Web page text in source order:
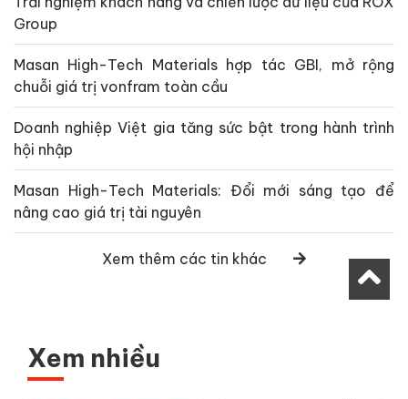
Group
Masan High-Tech Materials hợp tác GBI, mở rộng
chuỗi giá trị vonfram toàn cầu
Doanh nghiệp Việt gia tăng sức bật trong hành trình
hội nhập
Masan High-Tech Materials: Đổi mới sáng tạo để
nâng cao giá trị tài nguyên
Xem thêm các tin khác
Xem nhiều